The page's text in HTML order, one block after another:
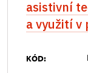
asistivní
a využití v
KÓD: